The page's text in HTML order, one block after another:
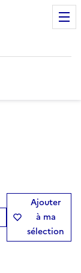
Ajouter
à ma
sélection